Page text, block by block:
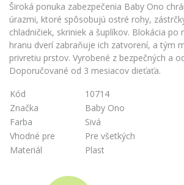
Široká ponuka zabezpečenia Baby Ono
úrazmi, ktoré spôsobujú ostré rohy,
chladničiek, skriniek a šuplíkov. Blokácia po
hranu dverí zabraňuje ich zatvorení, a tým
privretiu prstov. Vyrobené z bezpečných a
Doporučované od 3 mesiacov dieťaťa.
Kód
10714
Značka
Baby Ono
Farba
Sivá
Vhodné pre
Pre všetkých
Materiál
Plast